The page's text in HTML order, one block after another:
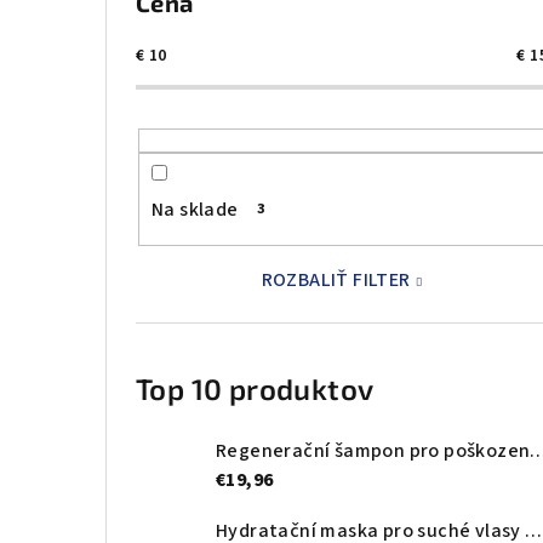
€ 10 €
Na sklade 3
ROZBALIŤ FILTER
Top 10 produktov
Regenerační šampon pro poškozené vlasy Black
€19,96
Hydratační maska pro suché vlasy Black Professional Premium Doré Mask – 1000 ml